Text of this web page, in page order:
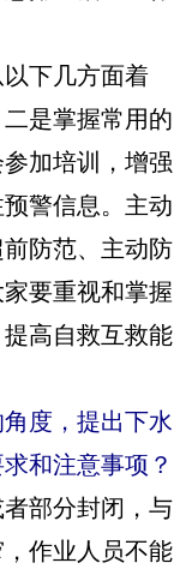
下几方面着
是掌握常用的
加培训，增强
警信息。主动
防范、主动防
要重视和掌握
高自救互救能
度，提出下水
和注意事项？
部分封闭，与
作业人员不能